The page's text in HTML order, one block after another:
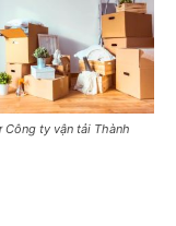
ty vận tải Thành